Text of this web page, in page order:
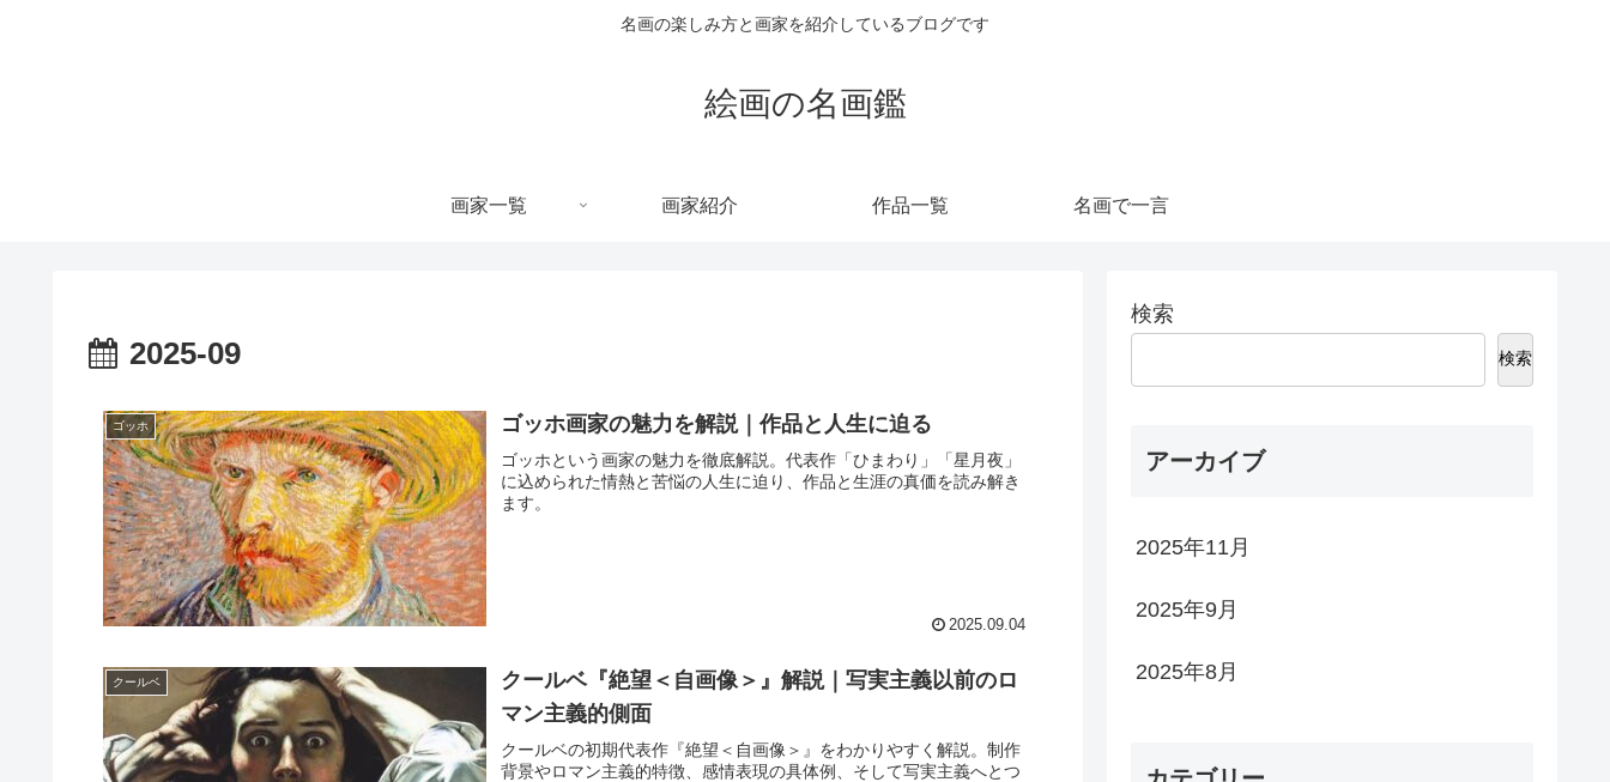
名画の楽しみ方と画家を紹介しているブログです
絵画の名画鑑
画家一覧 画家紹介 作品一覧 名画で一言
2025-09
ゴッホ ゴッホ画家の魅力を解説｜作品と人生に迫る
ゴッホという画家の魅力を徹底解説。代表作「ひまわり」「星月夜」
に込められた情熱と苦悩の人生に迫り、作品と生涯の真価を読み解き
ます。
2025.09.04
クールベ
クールベ『絶望＜自画像＞』解説｜写実主義以前のロ
マン主義的側面
クールベの初期代表作『絶望＜自画像＞』をわかりやすく解説。制作
背景やロマン主義的特徴、感情表現の具体例、そして写実主義へとつ
検索
検索
アーカイブ
2025年11月
2025年9月
2025年8月